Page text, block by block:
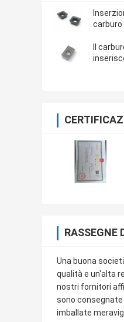
carburo
Il
RASSEGNE
Una buona
qualità e un'alta
nostri fornitori
sono
imballate